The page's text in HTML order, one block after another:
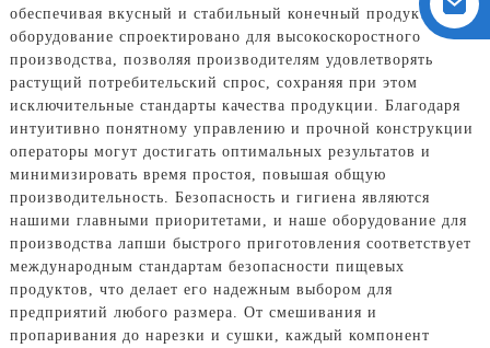
обеспечивая вкусный и стабильный конечный продукт. Наше
оборудование спроектировано для высокоскоростного
производства, позволяя производителям удовлетворять
растущий потребительский спрос, сохраняя при этом
исключительные стандарты качества продукции. Благодаря
интуитивно понятному управлению и прочной конструкции
операторы могут достигать оптимальных результатов и
минимизировать время простоя, повышая общую
производительность. Безопасность и гигиена являются
нашими главными приоритетами, и наше оборудование для
производства лапши быстрого приготовления соответствует
международным стандартам безопасности пищевых
продуктов, что делает его надежным выбором для
предприятий любого размера. От смешивания и
пропаривания до нарезки и сушки, каждый компонент